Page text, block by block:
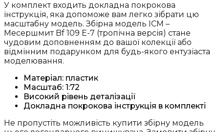
У комплект входить докладна покрокова
інструкція, яка допоможе вам легко зібрати цю
масштабну модель. Збірна модель ICM –
Месершмит Bf 109 E-7 (тропічна версія) стане
чудовим доповненням до вашої колекції або
відмінним подарунком для будь-якого ентузіаста
моделювання.
Матеріал: пластик
Масштаб: 1:72
Високий рівень деталізації
Докладна покрокова інструкція в комплекті
Не пропустіть можливість купити збірну модель